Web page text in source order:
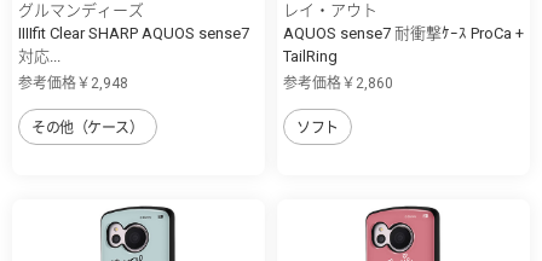
グルマンディーズ
IIIIfit Clear SHARP AQUOS sense7
対応...
参考価格￥2,948
その他（ケース）
レイ・アウト
AQUOS sense7 耐衝撃ｹｰｽ ProCa +
TailRing
参考価格￥2,860
ソフト